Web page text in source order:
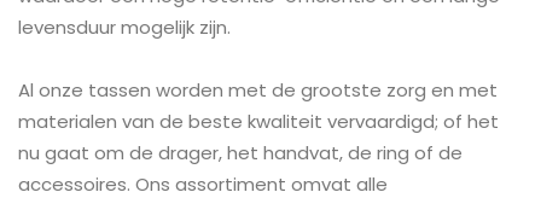
levensduur mogelijk zijn.
Al onze tassen worden met de grootste zorg en met
materialen van de beste kwaliteit vervaardigd; of het
nu gaat om de drager, het handvat, de ring of de
accessoires. Ons assortiment omvat alle